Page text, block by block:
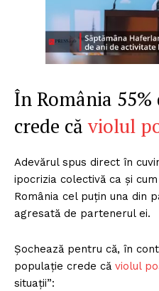
În România
crede căviolul
Adevărul spus direct în
ipocrizia colectivă ca și
România cel puțin una din
agresată de partenerul ei.
Șochează pentru că, în
populație crede că violul
situații”: